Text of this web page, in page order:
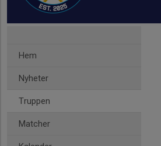
Hem
Nyheter
Truppen
Matcher